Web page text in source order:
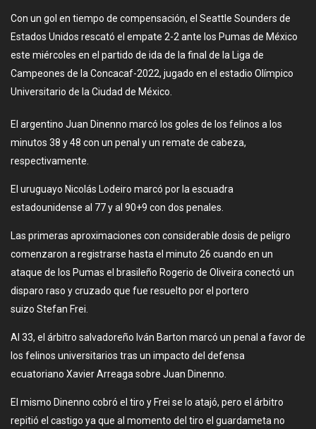
Con un gol en tiempo de compensación, el Seattle Sounders de
Estados Unidos rescató el empate 2-2 ante los Pumas de México
este miércoles en el partido de ida de la final de la Liga de
Campeones de la Concacaf-2022, jugado en el estadio Olímpico
Universitario de la Ciudad de México.
El argentino Juan Dinenno marcó los goles de los felinos a los
minutos 38 y 48 con un penal y un remate de cabeza,
respectivamente.
El uruguayo Nicolás Lodeiro marcó por la escuadra
estadounidense al 77 y al 90+9 con dos penales.
Las primeras aproximaciones con considerable dosis de peligro
comenzaron a registrarse hasta el minuto 26 cuando en un
ataque de los Pumas el brasileño Rogerio de Oliveira conectó un
disparo raso y cruzado que fue resuelto por el portero
suizo Stefan Frei.
Al 33, el árbitro salvadoreño Iván Barton marcó un penal a favor de
los felinos universitarios tras un impacto del defensa
ecuatoriano Xavier Arreaga sobre Juan Dinenno.
El mismo Dinenno cobró el tiro y Frei se lo atajó, pero el árbitro
repitió el castigo ya que al momento del tiro el guardameta no